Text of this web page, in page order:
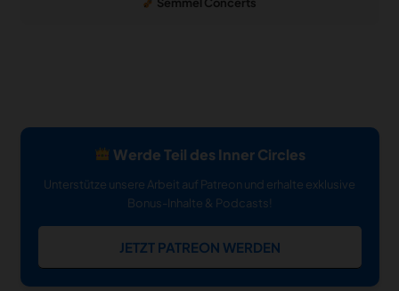
Werde Teil des Inner Circles
Unterstütze unsere Arbeit auf Patreon und erhalte exklusive
Bonus-Inhalte & Podcasts!
JETZT PATREON WERDEN